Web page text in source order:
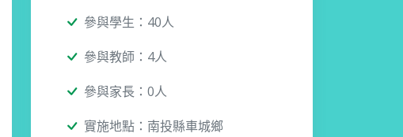
參與學生：40人
參與教師：4人
參與家長：0人
實施地點：南投縣車城鄉